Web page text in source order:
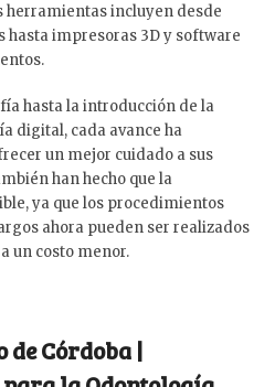
herramientas incluyen desde
hasta impresoras 3D y software
hasta la introducción de la
digital, cada avance ha
un mejor cuidado a sus
han hecho que la
ya que los procedimientos
ahora pueden ser realizados
un costo menor.
de Córdoba |